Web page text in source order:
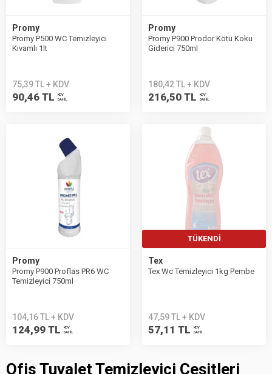
Promy
Promy P500 WC Temizleyici
Kıvamlı 1lt
75,39 TL + KDV
90,46 TL
KDV
DAHİL
Promy
Promy P900 Prodor Kötü Koku
Giderici 750ml
180,42 TL + KDV
216,50 TL
KDV
DAHİL
Promy
Promy P900 Proflas PR6 WC
Temizleyici 750ml
104,16 TL + KDV
124,99 TL
KDV
DAHİL
TÜKENDI
Tex
Tex Wc Temizleyici 1kg Pembe
47,59 TL + KDV
57,11 TL
KDV
DAHİL
Ofis Tuvalet Temizleyici Çeşitleri